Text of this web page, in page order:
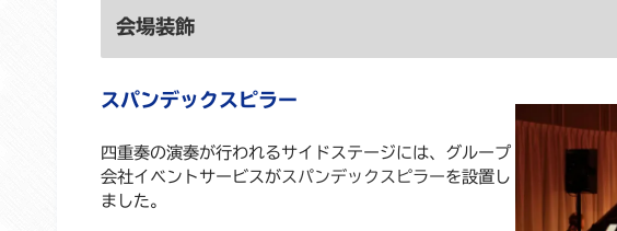
会場装飾
スパンデックスピラー
四重奏の演奏が行われるサイドステージには、グループ
会社イベントサービスがスパンデックスピラーを設置し
ました。